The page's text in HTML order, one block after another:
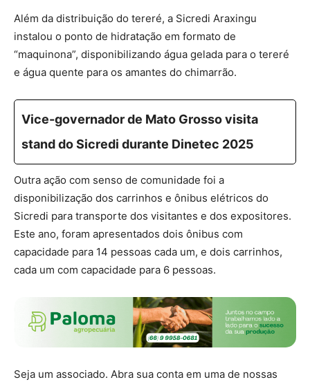
Além da distribuição do tereré, a Sicredi Araxingu
instalou o ponto de hidratação em formato de
“maquinona”, disponibilizando água gelada para o tereré
e água quente para os amantes do chimarrão.
Vice-governador de Mato Grosso visita
stand do Sicredi durante Dinetec 2025
Outra ação com senso de comunidade foi a
disponibilização dos carrinhos e ônibus elétricos do
Sicredi para transporte dos visitantes e dos expositores.
Este ano, foram apresentados dois ônibus com
capacidade para 14 pessoas cada um, e dois carrinhos,
cada um com capacidade para 6 pessoas.
Seja um associado. Abra sua conta em uma de nossas